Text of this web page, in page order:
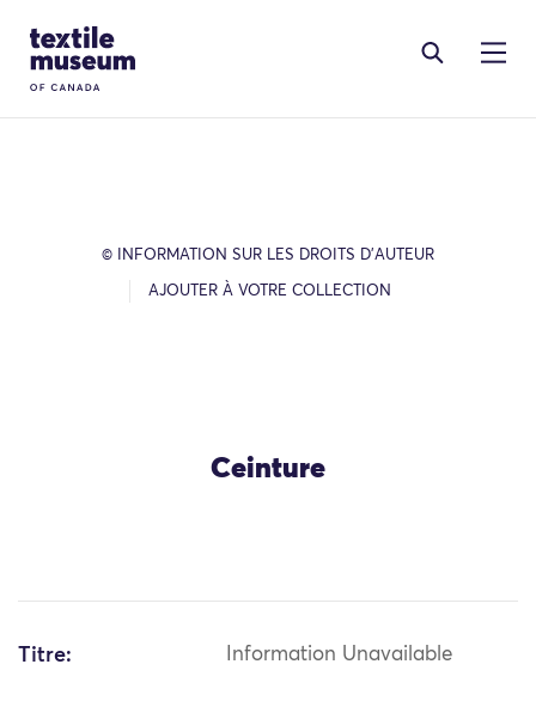
Site Logo
© INFORMATION SUR LES DROITS D’AUTEUR
AJOUTER À VOTRE COLLECTION
Ceinture
Titre: Information Unavailable